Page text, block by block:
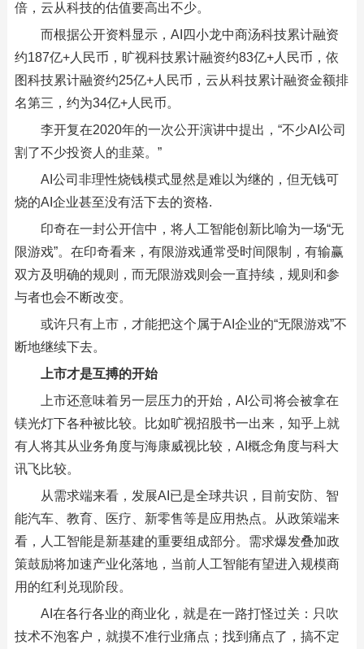
倍，云从科技的估值要高出不少。
而根据公开资料显示，AI四小龙中商汤科技累计融资
约187亿+人民币，旷视科技累计融资约83亿+人民币，依
图科技累计融资约25亿+人民币，云从科技累计融资金额排
名第三，约为34亿+人民币。
李开复在2020年的一次公开演讲中提出，“不少AI公司
割了不少投资人的韭菜。”
AI公司非理性烧钱模式显然是难以为继的，但无钱可
烧的AI企业甚至没有活下去的资格.
印奇在一封公开信中，将人工智能创新比喻为一场“无
限游戏”。在印奇看来，有限游戏通常受时间限制，有输赢
双方及明确的规则，而无限游戏则会一直持续，规则和参
与者也会不断改变。
或许只有上市，才能把这个属于AI企业的“无限游戏”不
断地继续下去。
上市才是互搏的开始
上市还意味着另一层压力的开始，AI公司将会被拿在
镁光灯下各种被比较。比如旷视招股书一出来，知乎上就
有人将其从业务角度与海康威视比较，AI概念角度与科大
讯飞比较。
从需求端来看，发展AI已是全球共识，目前安防、智
能汽车、教育、医疗、新零售等是应用热点。从政策端来
看，人工智能是新基建的重要组成部分。需求爆发叠加政
策鼓励将加速产业化落地，当前人工智能有望进入规模商
用的红利兑现阶段。
AI在各行各业的商业化，就是在一路打怪过关：只吹
技术不泡客户，就摸不准行业痛点；找到痛点了，搞不定